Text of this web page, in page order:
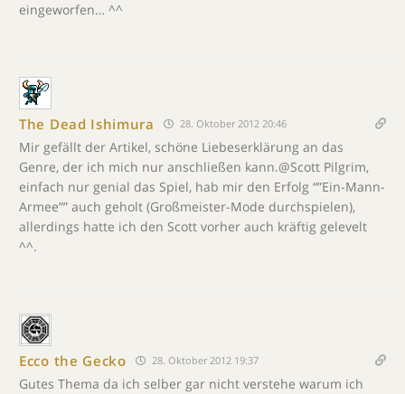
eingeworfen… ^^
The Dead Ishimura 28. Oktober 2012 20:46
Mir gefällt der Artikel, schöne Liebeserklärung an das
Genre, der ich mich nur anschließen kann.@Scott Pilgrim,
einfach nur genial das Spiel, hab mir den Erfolg “”Ein-Mann-
Armee”” auch geholt (Großmeister-Mode durchspielen),
allerdings hatte ich den Scott vorher auch kräftig gelevelt
^^.
Ecco the Gecko 28. Oktober 2012 19:37
Gutes Thema da ich selber gar nicht verstehe warum ich